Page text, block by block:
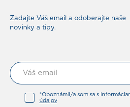
Zadajte Váš email a odoberajte naše
novinky a tipy.
*Oboznámil/a som sa s
údajov